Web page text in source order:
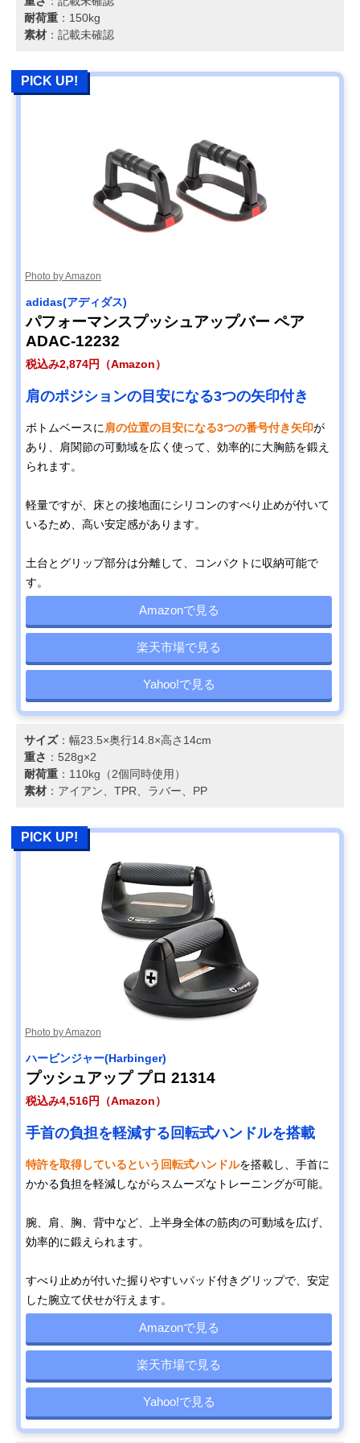
耐荷重 ：150kg
素材 ：記載未確認
PICK UP!
Photo by Amazon
adidas(アディダス)
パフォーマンスプッシュアップバー ペア
ADAC-12232
税込み2,874円（Amazon）
肩のポジションの目安になる3つの矢印付き
ボトムベースに 肩の位置の目安になる3つの番号付き矢印が
あり、肩関節の可動域を広く使って、効率的に大胸筋を鍛え
られます。
軽量ですが、床との接地面にシリコンのすべり止めが付いて
いるため、高い安定感があります。
土台とグリップ部分は分離して、コンパクトに収納可能で
す。
Amazonで見る
楽天市場で見る
Yahoo!で見る
サイズ：幅23.5×奥行14.8×高さ14cm
重さ ：528g×2
耐荷重 ：110kg（2個同時使用）
素材 ：アイアン、TPR、ラバー、PP
PICK UP!
Photo by Amazon
ハービンジャー(Harbinger)
プッシュアップ プロ 21314
税込み4,516円（Amazon）
手首の負担を軽減する回転式ハンドルを搭載
特許を取得しているという回転式ハンドルを搭載し、手首に
かかる負担を軽減しながらスムーズなトレーニングが可能。
腕、肩、胸、背中など、上半身全体の筋肉の可動域を広げ、
効率的に鍛えられます。
すべり止めが付いた握りやすいパッド付きグリップで、安定
した腕立て伏せが行えます。
Amazonで見る
楽天市場で見る
Yahoo!で見る